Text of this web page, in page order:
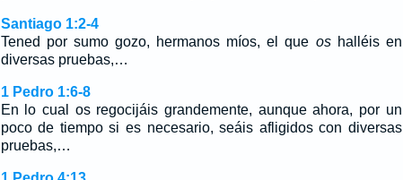
Santiago 1:2-4
Tened por sumo gozo, hermanos míos, el que oshalléis en
diversas pruebas,…
1 Pedro 1:6-8
En lo cual os regocijáis grandemente, aunque ahora, por un
poco de tiempo si es necesario, seáis afligidos con diversas
pruebas,…